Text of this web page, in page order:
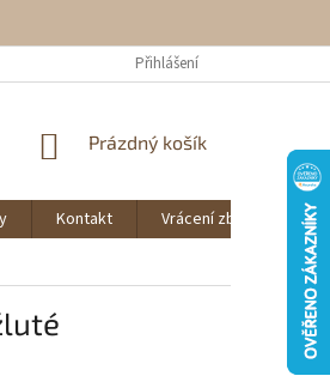
Přihlášení
NÁKUPNÍ
Prázdný košík
Kontakt Vrácení zboží
O